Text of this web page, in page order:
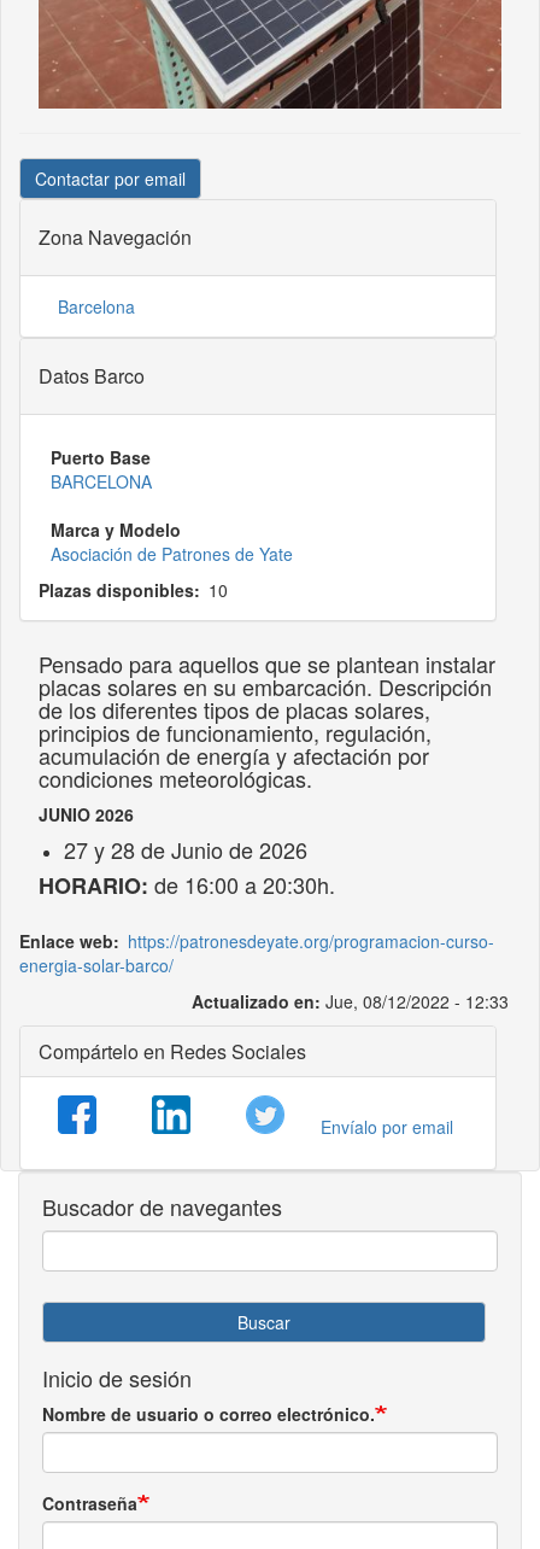
Contactar por email
Zona Navegación
Barcelona
Datos Barco
Puerto Base
BARCELONA
Marca y Modelo
Asociación de Patrones de Yate
Plazas disponibles
10
Pensado para aquellos que se plantean instalar
placas solares en su embarcación. Descripción
de los diferentes tipos de placas solares,
principios de funcionamiento, regulación,
acumulación de energía y afectación por
condiciones meteorológicas.
JUNIO 2026
27 y 28 de Junio de 2026
HORARIO: de 16:00 a 20:30h.
Enlace web
https://patronesdeyate.org/programacion-curso-
energia-solar-barco/
Actualizado en: Jue, 08/12/2022 - 12:33
Compártelo en Redes Sociales
Envíalo por email
Buscador de navegantes
Buscar
Inicio de sesión
Nombre de usuario o correo electrónico.
Contraseña